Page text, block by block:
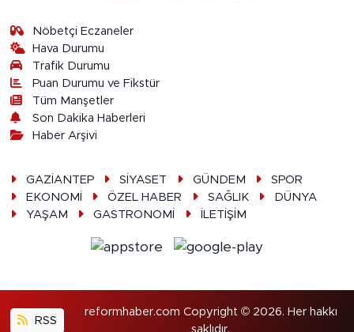
Nöbetçi Eczaneler
Hava Durumu
Trafik Durumu
Puan Durumu ve Fikstür
Tüm Manşetler
Son Dakika Haberleri
Haber Arşivi
GAZİANTEP SİYASET GÜNDEM
SPOR
EKONOMİ
ÖZEL HABER SAĞLIK
DÜNYA
YAŞAM
GASTRONOMİ İLETİŞİM
RSS
reformhaber.com Copyright © 2026. Her hakkı
saklıdır.